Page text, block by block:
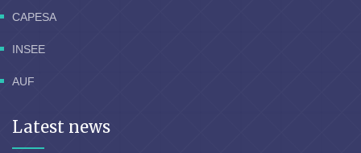
CAPESA
INSEE
AUF
Latest news